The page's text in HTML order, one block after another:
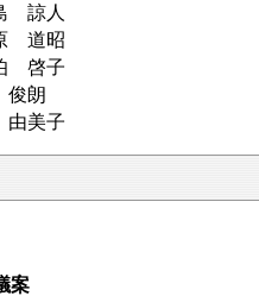
諒人
道昭
啓子
朗
美子
案